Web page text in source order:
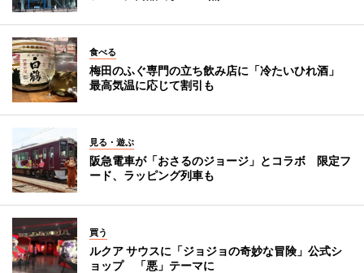
食べる
梅田のふぐ専門の立ち飲み店に「冷たいひれ酒」
最高気温に応じて割引も
見る・遊ぶ
阪急電車が「おさるのジョージ」とコラボ 限定フ
ード、ラッピング列車も
買う
ルクア サウスに「ジョジョの奇妙な冒険」公式シ
ョップ 「悪」テーマに